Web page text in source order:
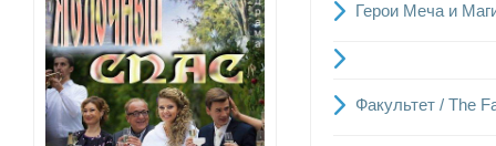
Герои Меча и
Факультет / The